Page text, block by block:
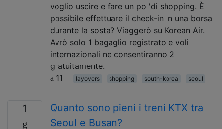
voglio uscire e fare un po 'di shopping. È
possibile effettuare il check-in in una borsa
durante la sosta? Viaggerò su Korean Air.
Avrò solo 1 bagaglio registrato e voli
internazionali ne consentiranno 2
gratuitamente.
11
layovers shopping south-korea seoul
1
Quanto sono pieni i treni KTX tra
Seoul e Busan?